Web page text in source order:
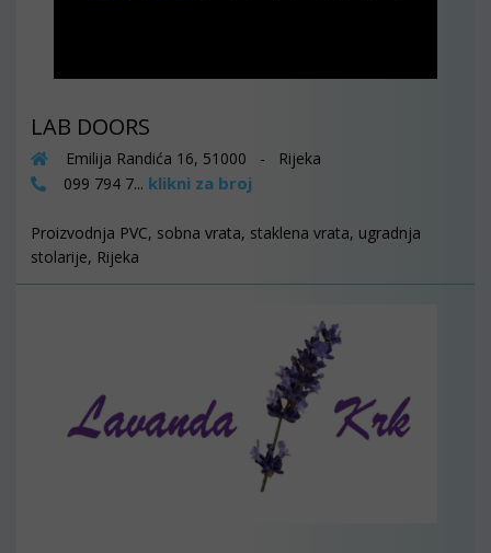
LAB DOORS
Emilija Randića 16, 51000 - Rijeka
099 794 7... klikni za broj
Proizvodnja PVC, sobna vrata, staklena vrata, ugradnja
stolarije, Rijeka